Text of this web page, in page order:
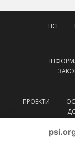
ПСІ
ПРОЕКТИ